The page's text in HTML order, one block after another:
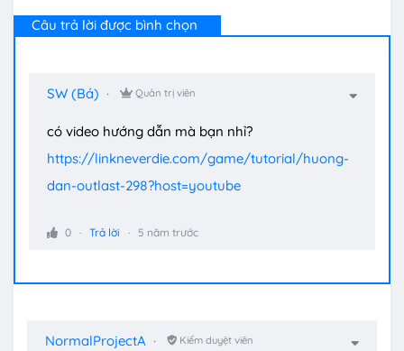
Câu trả lời được bình chọn
SW (Bá) Quản trị viên
có video hướng dẫn mà bạn nhỉ?
https://linkneverdie.com/game/tutorial/huong-
dan-outlast-298?host=youtube
0 Trả lời 5 năm trước
NormalProjectA Kiểm duyệt viên